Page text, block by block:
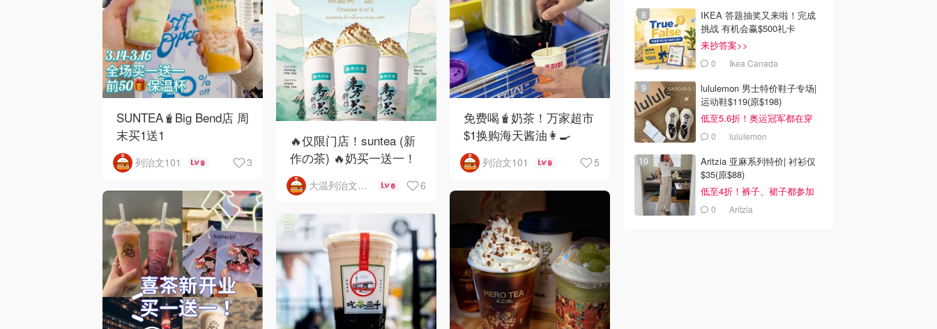
SUNTEA🧋Big Bend店 周
末买1送1
列治文101 9 3
🔥仅限门店！suntea (新
作の茶) 🔥奶买一送一！
限时3天！✨
大温列治文101 6 6
免费喝🧋奶茶！万家超市
$1换购海天酱油👩‍🍳
列治文101 9 5
IKEA 答题抽奖又来啦！完成
挑战 有机会赢$500礼卡
来抄答案>>
0 Ikea Canada
lululemon 男士特价鞋子专场|
运动鞋$119(原$198)
低至5.6折！奥运冠军都在穿
0 lululemon
Aritzia 亚麻系列特价| 衬衫仅
$35(原$88)
低至4折！裤子、裙子都参加
0 Aritzia